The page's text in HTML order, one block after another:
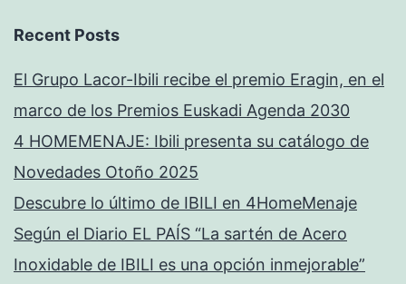
Recent Posts
El Grupo Lacor-Ibili recibe el premio Eragin, en el
marco de los Premios Euskadi Agenda 2030
4 HOMEMENAJE: Ibili presenta su catálogo de
Novedades Otoño 2025
Descubre lo último de IBILI en 4HomeMenaje
Según el Diario EL PAÍS “La sartén de Acero
Inoxidable de IBILI es una opción inmejorable”